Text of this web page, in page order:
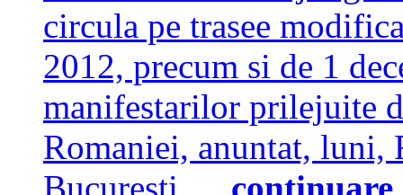
circula pe trasee
2012, precum si de 1
manifestarilor prilejuite
Romaniei, anuntat, luni,